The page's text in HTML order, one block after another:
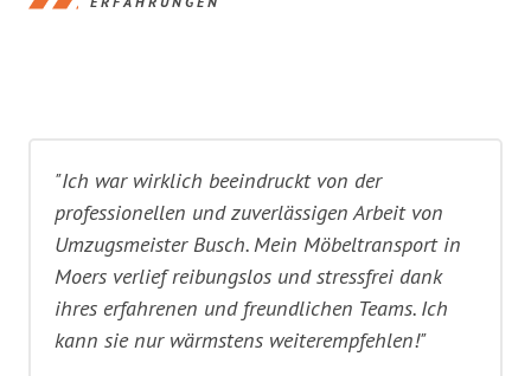
"Ich war wirklich beeindruckt von der
professionellen und zuverlässigen Arbeit von
Umzugsmeister Busch. Mein Möbeltransport in
Moers verlief reibungslos und stressfrei dank
ihres erfahrenen und freundlichen Teams. Ich
kann sie nur wärmstens weiterempfehlen!"